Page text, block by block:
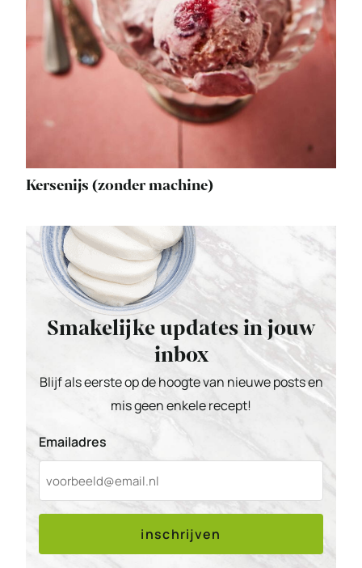
Kersenijs (zonder machine)
Smakelijke updates in jouw
inbox
Blijf als eerste op de hoogte van nieuwe posts en
mis geen enkele recept!
Emailadres
inschrijven